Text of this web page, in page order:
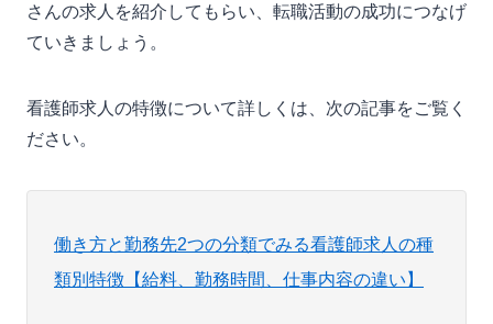
さんの求人を紹介してもらい、転職活動の成功につなげ
ていきましょう。
看護師求人の特徴について詳しくは、次の記事をご覧く
ださい。
働き方と勤務先2つの分類でみる看護師求人の種
類別特徴【給料、勤務時間、仕事内容の違い】